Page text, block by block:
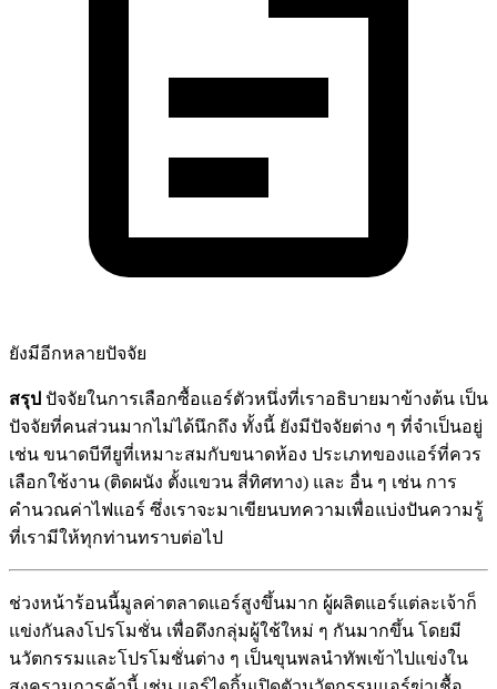
ยังมีอีกหลายปัจจัย
สรุป ปัจจัยในการเลือกซื้อแอร์ตัวหนึ่งที่เราอธิบายมาข้างต้น เป็น
ปัจจัยที่คนส่วนมากไม่ได้นึกถึง ทั้งนี้ ยังมีปัจจัยต่าง ๆ ที่จำเป็นอยู่
เช่น ขนาดบีทียูที่เหมาะสมกับขนาดห้อง ประเภทของแอร์ที่ควร
เลือกใช้งาน (ติดผนัง ตั้งแขวน สี่ทิศทาง) และ อื่น ๆ เช่น การ
คำนวณค่าไฟแอร์ ซึ่งเราจะมาเขียนบทความเพื่อแบ่งปันความรู้
ที่เรามีให้ทุกท่านทราบต่อไป
ช่วงหน้าร้อนนี้มูลค่าตลาดแอร์สูงขึ้นมาก ผู้ผลิตแอร์แต่ละเจ้าก็
แข่งกันลงโปรโมชั่น เพื่อดึงกลุ่มผู้ใช้ใหม่ ๆ กันมากขึ้น โดยมี
นวัตกรรมและโปรโมชั่นต่าง ๆ เป็นขุนพลนำทัพเข้าไปแข่งใน